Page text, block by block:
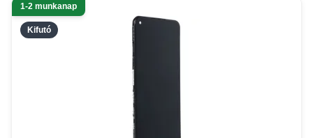
Kifutó
1-2 munkanap